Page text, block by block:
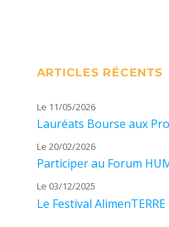
ARTICLES RÉCENTS
Le 11/05/2026
Lauréats Bourse aux
Le 20/02/2026
Participer au Forum
Le 03/12/2025
Le Festival AlimenTERRE